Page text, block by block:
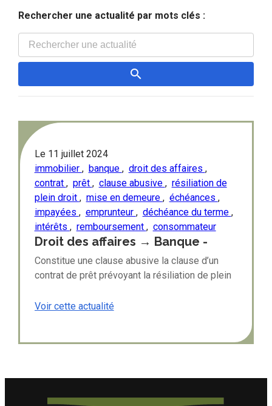
Rechercher une actualité par mots clés :
Le 11 juillet 2024
immobilier , banque , droit des affaires ,
contrat , prêt , clause abusive , résiliation de
plein droit , mise en demeure , échéances ,
impayées , emprunteur , déchéance du terme ,
intérêts , remboursement , consommateur
Droit des affaires → Banque -
Crédit : Clause abusive d’un
contrat de prêt immobilier
Constitue une clause abusive la clause d’un
contrat de prêt prévoyant la résiliation de plein
infructueuse pendant quinze jours. *** Un ...
Voir cette actualité